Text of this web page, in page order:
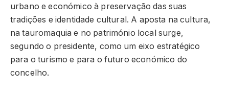
urbano e económico à preservação das suas
tradições e identidade cultural. A aposta na cultura,
na tauromaquia e no património local surge,
segundo o presidente, como um eixo estratégico
para o turismo e para o futuro económico do
concelho.